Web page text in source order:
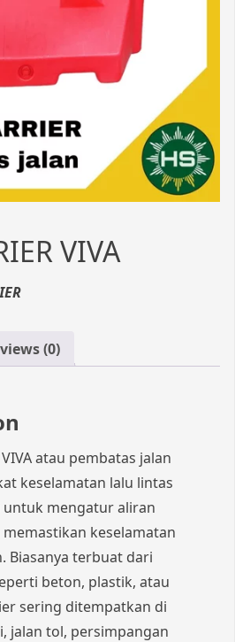
VIVA
(0)
VIVA atau pembatas jalan
keselamatan lalu lintas
mengatur aliran
keselamatan
Biasanya terbuat dari
beton, plastik, atau
sering ditempatkan di
jalan tol, persimpangan